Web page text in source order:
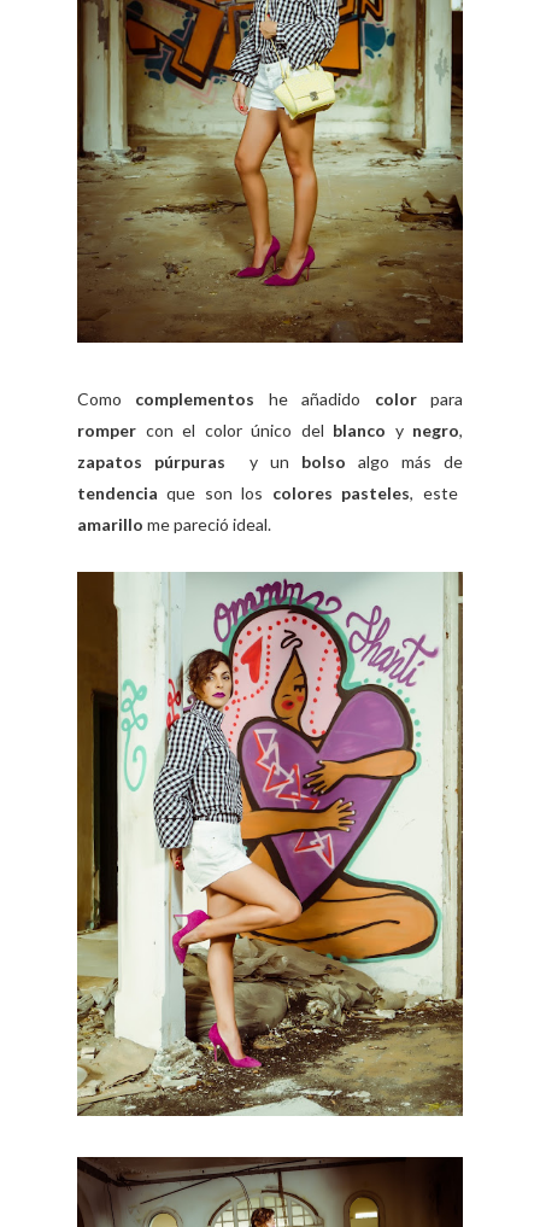
Como complementos he añadido colorpara
romper con el color único del blanco y negro,
zapatos púrpuras
y un bolso algo más de
tendenciaque son los colores pasteles, este
amarillo me pareció ideal.